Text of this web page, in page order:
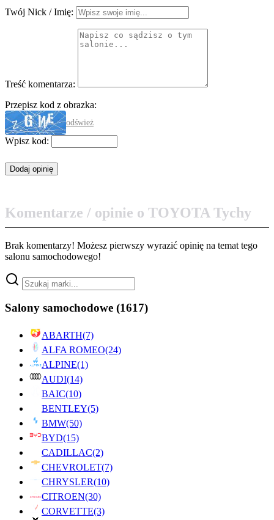
Twój Nick / Imię:
Treść komentarza:
Przepisz kod z obrazka:
odśwież
Wpisz kod:
Komentarze / opinie o TOYOTA Tychy
Brak komentarzy! Możesz pierwszy wyrazić opinię na temat tego
salonu samochodowego!
Salony samochodowe (1617)
ABARTH(7)
ALFA ROMEO(24)
ALPINE(1)
AUDI(14)
BAIC(10)
BENTLEY(5)
BMW(50)
BYD(15)
CADILLAC(2)
CHEVROLET(7)
CHRYSLER(10)
CITROEN(30)
CORVETTE(3)